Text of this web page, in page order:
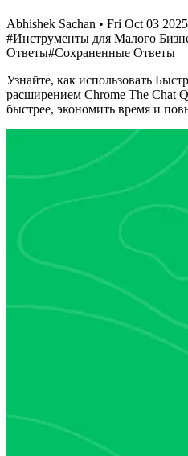
Abhishek Sachan • Fri Oct 03 2025
#Инструменты для Малого
Ответы#Сохраненные Ответы
Узнайте, как использовать
расширением Chrome The Chat
быстрее, экономить время и